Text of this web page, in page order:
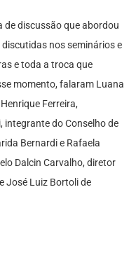
discussão que abordou
nos seminários e
e toda a troca que
momento, falaram Luana
Ferreira,
integrante do Conselho de
Bernardi e Rafaela
Dalcin Carvalho, diretor
José Luiz Bortoli de